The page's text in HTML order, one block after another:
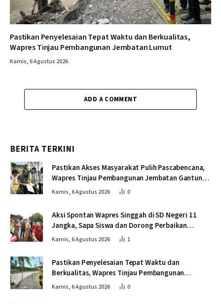
Pastikan Penyelesaian Tepat Waktu dan Berkualitas,
Wapres Tinjau Pembangunan Jembatan Lumut
Kamis, 6 Agustus 2026
ADD A COMMENT
BERITA TERKINI
Pastikan Akses Masyarakat Pulih Pascabencana,
Wapres Tinjau Pembangunan Jembatan Gantung
Kendawi
Kamis, 6 Agustus 2026 0
Aksi Spontan Wapres Singgah di SD Negeri 11
Jangka, Sapa Siswa dan Dorong Perbaikan
Sekolah
Kamis, 6 Agustus 2026 1
Pastikan Penyelesaian Tepat Waktu dan
Berkualitas, Wapres Tinjau Pembangunan
Jembatan Lumut
Kamis, 6 Agustus 2026 0